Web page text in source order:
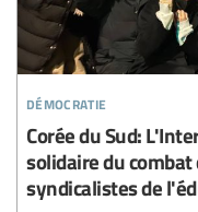
démocratie
Corée du Sud:
solidaire du
syndicalistes de